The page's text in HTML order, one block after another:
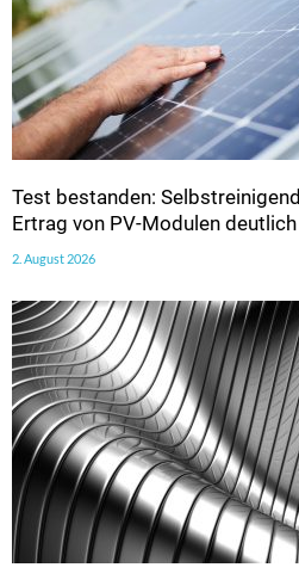
Test bestanden:
Ertrag von PV-Modulen deutlich
2. August 2026